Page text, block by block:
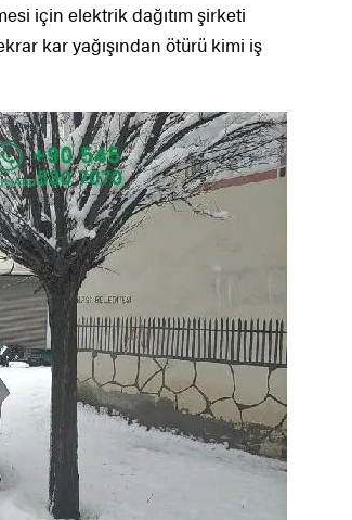
için elektrik dağıtım şirketi
kar yağışından ötürü kimi iş